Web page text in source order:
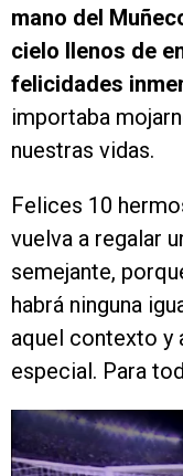
mano del
cielo llenos de
felicidades
importaba
nuestras vidas.
Felices 10
vuelva a regalar
semejante,
habrá ninguna
aquel contexto y
especial. Para